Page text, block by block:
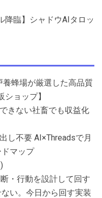
降臨】シャドウAIタロッ
蜂場が厳選した高品質
ョップ】
きない社畜でも収益化
し不要 AI×Threadsで月
マップ
・行動を設計して回す
い。今日から回す実装